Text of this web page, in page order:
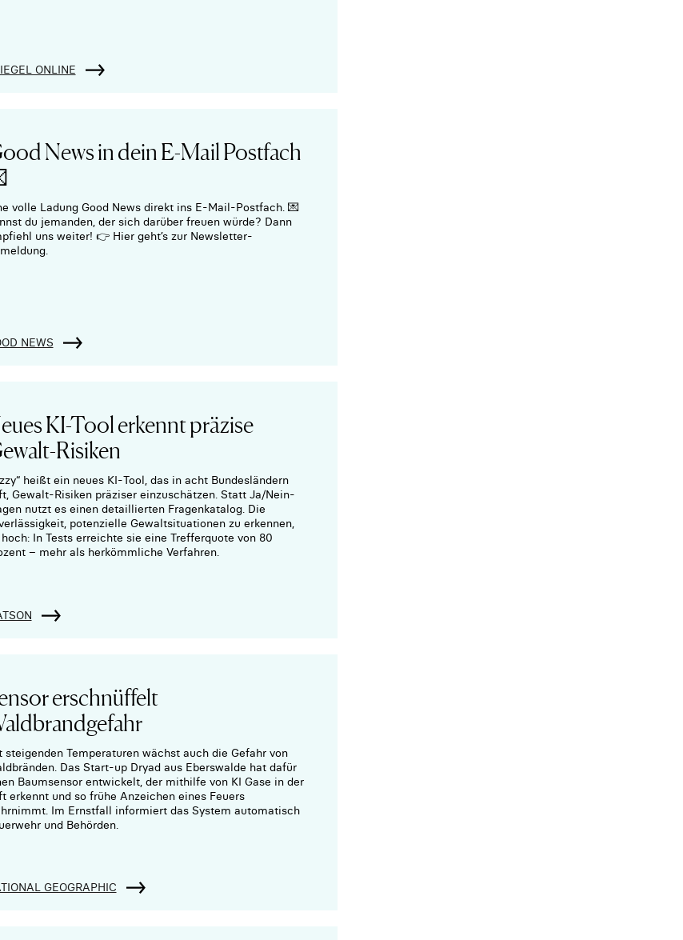
ONLINE
News in dein E-Mail Postfach
volle Ladung Good News direkt ins E-Mail-Postfach. 💌
du jemanden, der sich darüber freuen würde? Dann
uns weiter! 👉 Hier geht’s zur Newsletter-
NEWS
KI-Tool erkennt präzise
Risiken
heißt ein neues KI-Tool, das in acht Bundesländern
Gewalt-Risiken präziser einzuschätzen. Statt Ja/Nein-
nutzt es einen detaillierten Fragenkatalog. Die
potenzielle Gewaltsituationen zu erkennen,
In Tests erreichte sie eine Trefferquote von 80
– mehr als herkömmliche Verfahren.
erschnüffelt
steigenden Temperaturen wächst auch die Gefahr von
Das Start-up Dryad aus Eberswalde hat dafür
Baumsensor entwickelt, der mithilfe von KI Gase in der
erkennt und so frühe Anzeichen eines Feuers
Im Ernstfall informiert das System automatisch
und Behörden.
GEOGRAPHIC